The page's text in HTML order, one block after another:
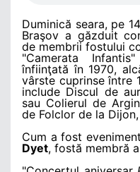
Duminică seara, pe
Braşov a găzduit
de membrii fostului
"Camerata
înfiinţată în 1970,
vârste cuprinse între
include Discul de
sau Colierul de
de Folclor de la
Cum a fost
Dyet, fostă membră